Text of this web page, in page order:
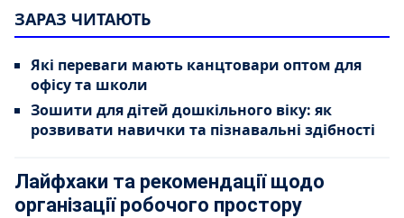
ЗАРАЗ ЧИТАЮТЬ
Які переваги мають канцтовари оптом для
офісу та школи
Зошити для дітей дошкільного віку: як
розвивати навички та пізнавальні здібності
Лайфхаки та рекомендації щодо
організації робочого простору